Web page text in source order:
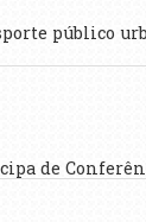
público
de